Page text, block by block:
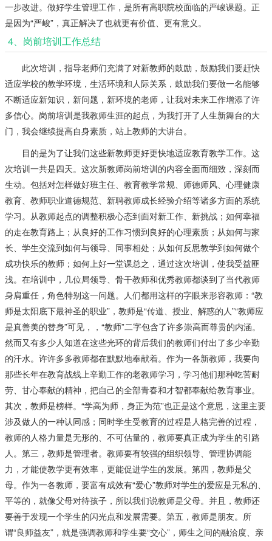
一步改进。做好学生管理工作，是所有高职院校面临的严峻课题。正
是因为“严峻”，真正解决了也就更有价值、更有意义。
4、岗前培训工作总结
此次培训，指导老师们充满了对新教师的鼓励，鼓励我们要赶快
适应学校的教学环境，生活环境和人际关系，鼓励我们要做一名能够
不断适应新知识，新问题，新环境的老师，让我对未来工作增添了许
多信心。岗前培训是我教师生涯的起点，为我打开了人生新舞台的大
门，我会继续提高自身素质，站上教师的大讲台。
目的是为了让我们这些新教师更好更快地适应教育教学工作。这
次培训一共是四天。这次新教师岗前培训的内容全面而细致，深刻而
生动。包括对怎样做好班主任、教育教学常规、师德师风、心理健康
教育、教师职业道德规范、新聘教师成长经验介绍等诸多方面的系统
学习。从教师起点的调整积极心态到面对新工作、新挑战；如何幸福
的走在教育路上；从良好的工作习惯到良好的心理素质；从如何与家
长、学生交流到如何与领导、同事相处；从如何反思教学到如何做个
成功快乐的教师；如何上好一堂课总之，通过这次培训，使我受益匪
浅。在培训中，几位局领导、骨干教师和优秀教师都谈到了当代教师
身肩重任，角色特别这一问题。人们都用这样的字眼来形容教师：“教
师是太阳底下最神圣的职业”，教师是“传道、授业、解惑的人”“教师应
是真善美的替身”可见，，“教师”二字包含了许多崇高而尊贵的内涵。
然而又有多少人知道在这些光环的背后我们的教师们付出了多少辛勤
的汗水。许许多多教师都在默默地奉献着。作为一各新教师，我要向
那些长年在教育战线上辛勤工作的老教师学习，学习他们那种吃苦耐
劳、甘心奉献的精神，把自己的全部青春和才智都奉献给教育事业。
其次，教师是榜样。“学高为师，身正为范”也正是这个意思，这里主要
涉及做人的一种认同感；同时学生受教育的过程是人格完善的过程，
教师的人格力量是无形的、不可估量的，教师要真正成为学生的引路
人。第三，教师是管理者。教师要有较强的组织领导、管理协调能
力，才能使教学更有效率，更能促进学生的发展。第四，教师是父
母。作为一各教师，要富有成效有“爱心”教师对学生的爱应是无私的、
平等的，就像父母对待孩子，所以我们说教师是父母。并且，教师还
要善于发现一个学生的闪光点和发展需要。第五，教师是朋友。所
谓“良师益友”，就是强调教师和学生要“交心”，师生之间的融洽度、亲